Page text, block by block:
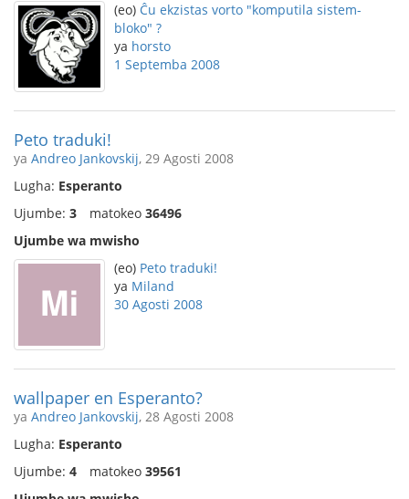
(eo) Ĉu ekzistas vorto "komputila sistem-
bloko" ?
ya horsto
1 Septemba 2008
Peto traduki!
ya Andreo Jankovskij, 29 Agosti 2008
Lugha: Esperanto
Ujumbe: 3 matokeo 36496
Ujumbe wa mwisho
(eo) Peto traduki!
ya Miland
30 Agosti 2008
wallpaper en Esperanto?
ya Andreo Jankovskij, 28 Agosti 2008
Lugha: Esperanto
Ujumbe: 4 matokeo 39561